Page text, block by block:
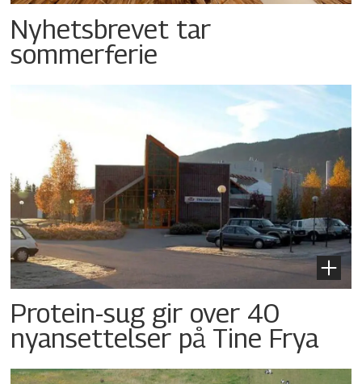
Nyhetsbrevet tar
sommerferie
Protein-sug gir over 40
nyansettelser på Tine Frya